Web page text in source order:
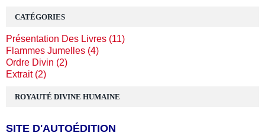
CATÉGORIES
Présentation Des Livres (11)
Flammes Jumelles (4)
Ordre Divin (2)
Extrait (2)
ROYAUTÉ DIVINE HUMAINE
SITE D'AUTOÉDITION